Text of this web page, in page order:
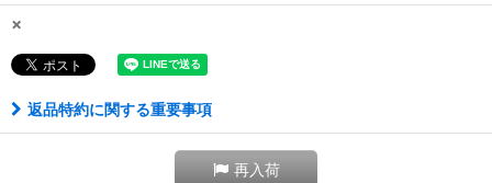
×
返品特約に関する重要事項
再入荷